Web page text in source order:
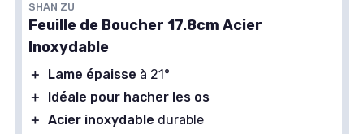
SHAN ZU
Feuille de Boucher 17.8cm Acier
Inoxydable
＋ Lame épaisse à 21°
＋
Idéale pour hacher les os
＋ Acier inoxydable durable